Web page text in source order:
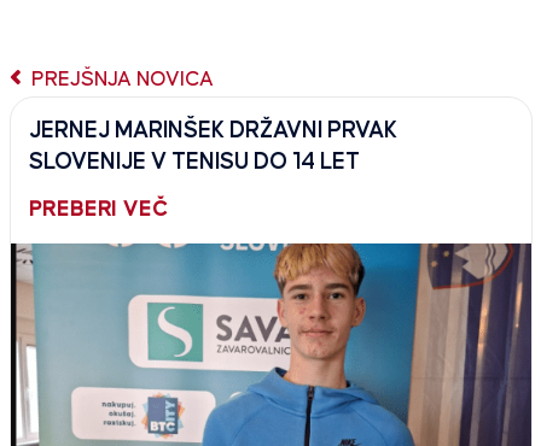
PREJŠNJA NOVICA
JERNEJ MARINŠEK DRŽAVNI PRVAK
SLOVENIJE V TENISU DO 14 LET
PREBERI VEČ